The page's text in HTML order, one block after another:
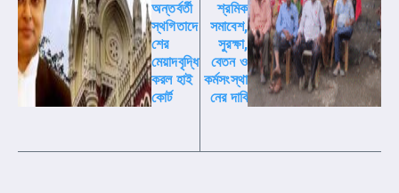
অন্তর্বর্তী
স্থগিতাদে
শের
মেয়াদবৃদ্ধি
করল হাই
কোর্ট
শ্রমিক
সমাবেশ,
সুরক্ষা,
বেতন ও
কর্মসংস্থা
নের দাবি